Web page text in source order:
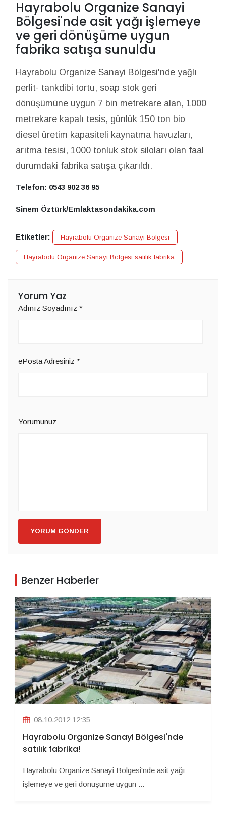
Hayrabolu Organize Sanayi
Bölgesi'nde asit yağı işlemeye
ve geri dönüşüme uygun
fabrika satışa sunuldu
Hayrabolu Organize Sanayi Bölgesi'nde yağlı
perlit- tankdibi tortu, soap stok geri
dönüşümüne uygun 7 bin metrekare alan, 1000
metrekare kapalı tesis, günlük 150 ton bio
diesel üretim kapasiteli kaynatma havuzları,
arıtma tesisi, 1000 tonluk stok siloları olan faal
durumdaki fabrika satışa çıkarıldı.
Telefon: 0543 902 36 95
Sinem Öztürk/Emlaktasondakika.com
Etiketler: Hayrabolu Organize Sanayi Bölgesi
Hayrabolu Organize Sanayi Bölgesi satılık fabrika
Yorum Yaz
Adınız Soyadınız *
ePosta Adresiniz *
Yorumunuz
YORUM GÖNDER
Benzer Haberler
08.10.2012 12:35
Hayrabolu Organize Sanayi Bölgesi'nde
satılık fabrika!
Hayrabolu Organize Sanayi Bölgesi'nde asit yağı
işlemeye ve geri dönüşüme uygun ...